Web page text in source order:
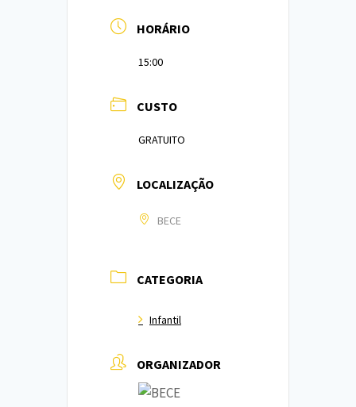
HORÁRIO
15:00
CUSTO
GRATUITO
LOCALIZAÇÃO
BECE
CATEGORIA
Infantil
ORGANIZADOR